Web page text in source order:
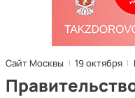
Сайт Москвы 19 октября